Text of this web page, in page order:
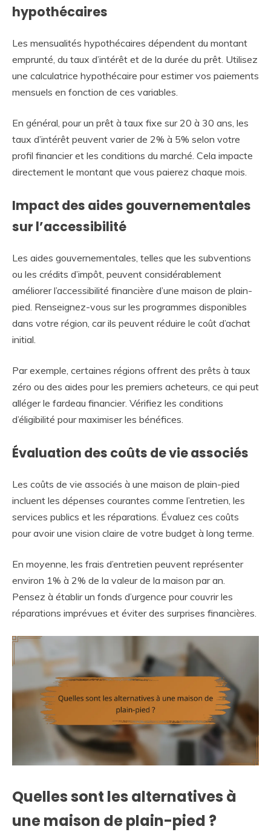
hypothécaires
Les mensualités hypothécaires dépendent du montant
emprunté, du taux d’intérêt et de la durée du prêt. Utilisez
une calculatrice hypothécaire pour estimer vos paiements
mensuels en fonction de ces variables.
En général, pour un prêt à taux fixe sur 20 à 30 ans, les
taux d’intérêt peuvent varier de 2% à 5% selon votre
profil financier et les conditions du marché. Cela impacte
directement le montant que vous paierez chaque mois.
Impact des aides gouvernementales
sur l’accessibilité
Les aides gouvernementales, telles que les subventions
ou les crédits d’impôt, peuvent considérablement
améliorer l’accessibilité financière d’une maison de plain-
pied. Renseignez-vous sur les programmes disponibles
dans votre région, car ils peuvent réduire le coût d’achat
initial.
Par exemple, certaines régions offrent des prêts à taux
zéro ou des aides pour les premiers acheteurs, ce qui peut
alléger le fardeau financier. Vérifiez les conditions
d’éligibilité pour maximiser les bénéfices.
Évaluation des coûts de vie associés
Les coûts de vie associés à une maison de plain-pied
incluent les dépenses courantes comme l’entretien, les
services publics et les réparations. Évaluez ces coûts
pour avoir une vision claire de votre budget à long terme.
En moyenne, les frais d’entretien peuvent représenter
environ 1% à 2% de la valeur de la maison par an.
Pensez à établir un fonds d’urgence pour couvrir les
réparations imprévues et éviter des surprises financières.
Quelles sont les alternatives à
une maison de plain-pied ?